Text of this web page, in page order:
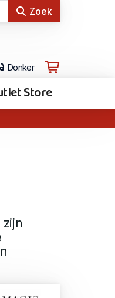
Zoek
Donker
Store
zijn